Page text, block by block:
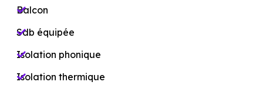
Balcon
Sdb équipée
Isolation phonique
Isolation thermique